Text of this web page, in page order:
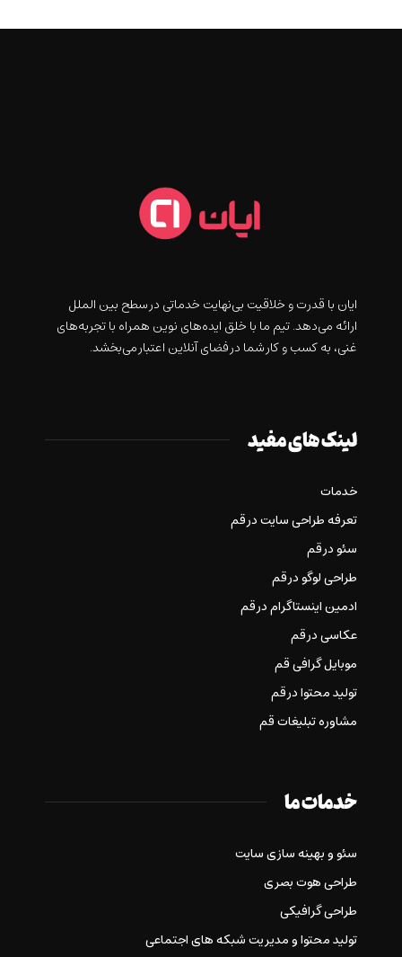
ايان با قدرت و خلاقيت بی‌نهایت خدماتی در سطح بین الملل
ارائه می‌دهد. تیم ما با خلق ایده‌های نوین همراه با تجربه‌های
غنی، به کسب و کار شما در فضای آنلاین اعتبار می‌بخشد.
لینک های مفید
خدمات
تعرفه طراحی سایت در قم
سئو در قم
طراحی لوگو در قم
ادمین اینستاگرام در قم
عکاسی در قم
موبایل گرافی قم
تولید محتوا در قم
مشاوره تبلیغات قم
خدمات ما
سئو و بهینه سازی سایت
طراحی هوت بصری
طراحی گرافیکی
تولید محتوا و مدیریت شبکه های اجتماعی